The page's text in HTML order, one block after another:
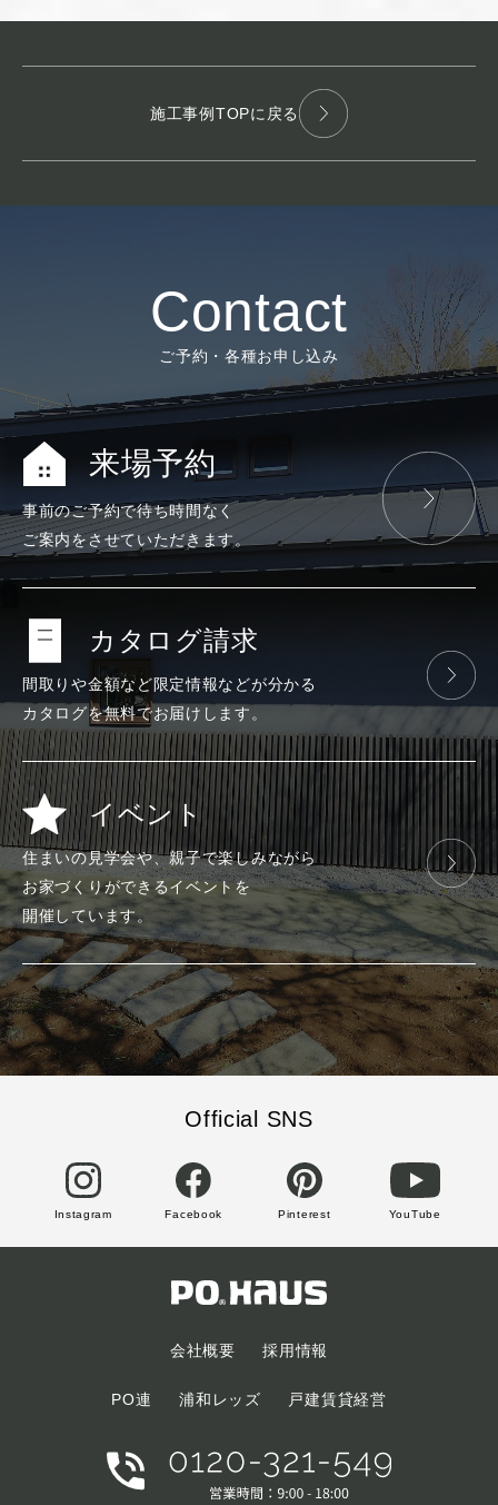
施工事例TOPに戻る
Contact
ご予約・各種お申し込み
来場予約
事前のご予約で待ち時間なく
ご案内をさせていただきます。
カタログ請求
間取りや金額など限定情報などが分かる
カタログを無料でお届けします。
イベント
住まいの見学会や、親子で楽しみながら
お家づくりができるイベントを
開催しています。
Official SNS
Instagram Facebook Pinterest YouTube
会社概要 採用情報
PO連 浦和レッズ 戸建賃貸経営